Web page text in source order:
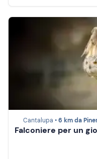
Cantalupa •6 km da
Falconiere per un